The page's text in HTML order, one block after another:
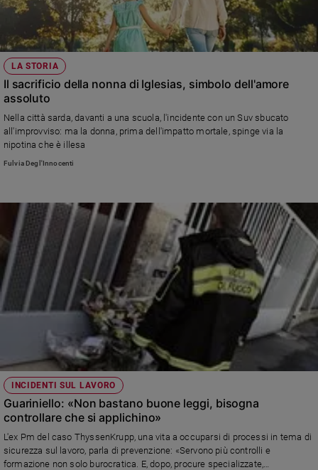
Foto
Video
Podcast
Privacy
siamo
Contatti
Pubblicità
Redazione
Social
LA STORIA
Il sacrificio della nonna di Iglesias, simbolo dell'amore
assoluto
Nella città sarda, davanti a una scuola, l'incidente con un Suv sbucato
all'improvviso: ma la donna, prima dell'impatto mortale, spinge via la
nipotina che è illesa
Fulvia Degl'Innocenti
INCIDENTI SUL LAVORO
Guariniello: «Non bastano buone leggi, bisogna
controllare che si applichino»
L'ex Pm del caso ThyssenKrupp, una vita a occuparsi di processi in tema di
sicurezza sul lavoro, parla di prevenzione: «Servono più controlli e
formazione non solo burocratica. E, dopo, procure specializzate,